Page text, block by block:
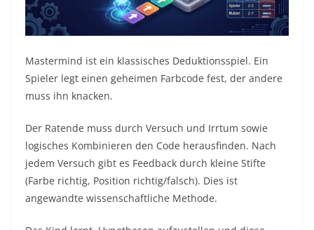
Mastermind ist ein klassisches Deduktionsspiel. Ein
Spieler legt einen geheimen Farbcode fest, der andere
muss ihn knacken.
Der Ratende muss durch Versuch und Irrtum sowie
logisches Kombinieren den Code herausfinden. Nach
jedem Versuch gibt es Feedback durch kleine Stifte
(Farbe richtig, Position richtig/falsch). Dies ist
angewandte wissenschaftliche Methode.